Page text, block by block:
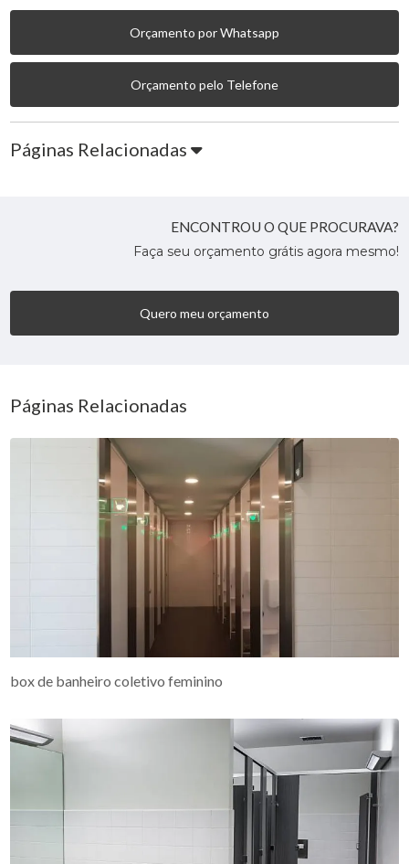
Orçamento por Whatsapp
Orçamento pelo Telefone
Páginas Relacionadas
ENCONTROU O QUE PROCURAVA?
Faça seu orçamento grátis agora mesmo!
Quero meu orçamento
Páginas Relacionadas
box de banheiro coletivo feminino